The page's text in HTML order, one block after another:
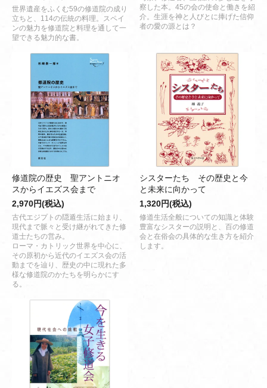
世界遺産をふくむ59の修道院の成り
立ちと、114の伝統の料理。スペイ
ンの魅力を修道院と料理を通して一
望できる魅力的な書。
察した本。45の会の使命と働きを紹
介。生涯を神と人びとに捧げた信仰
者の愛の源とは？
修道院の歴史 聖アントニオ
スからイエズス会まで
2,970円(税込)
古代エジプトの隠遁生活に始まり、
現代まで脈々と受け継がれてきた修
道士たちの営み。
ローマ・カトリック世界を中心に、
その原初から近代のイエズス会の活
動までを辿り、歴史の中に現れた多
様な修道院のかたちを明らかにす
る。
シスターたち その歴史と今
と未来に向かって
1,320円(税込)
修道生活全般についての知識と体験
豊富なシスターの説明と、百の修道
会と在俗会の具体的な生き方を紹介
します。